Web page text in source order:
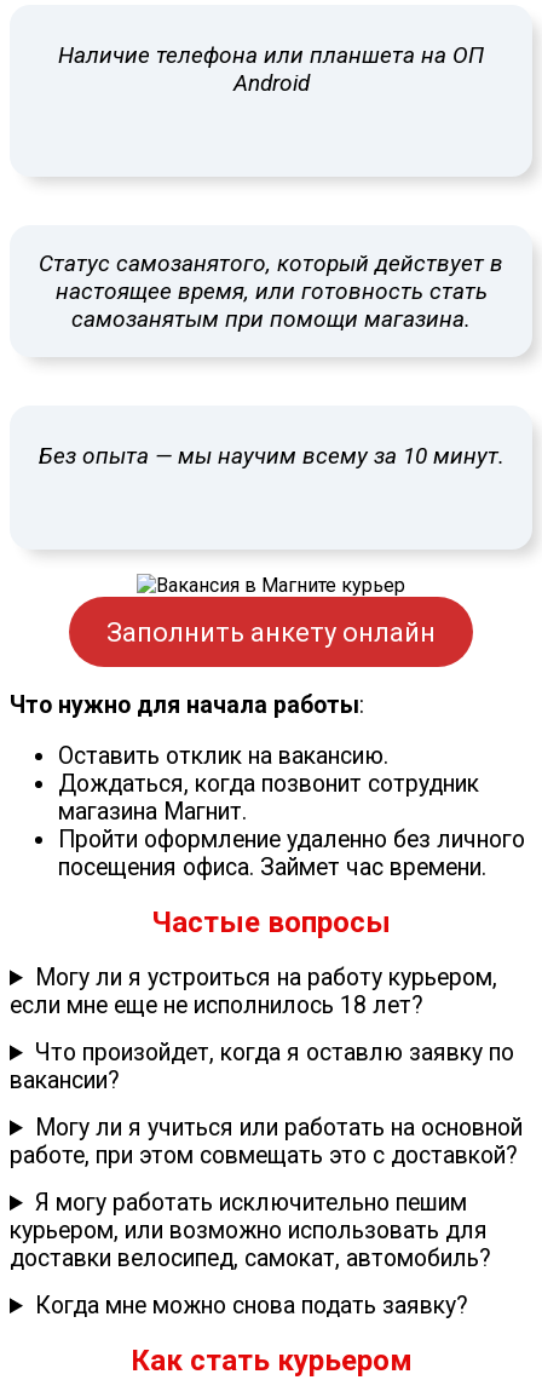
Наличие телефона или планшета на ОП
Android
Статус самозанятого, который действует в
настоящее время, или готовность стать
самозанятым при помощи магазина.
Без опыта — мы научим всему за 10 минут.
Заполнить анкету онлайн
Что нужно для начала работы:
Оставить отклик на вакансию.
Дождаться, когда позвонит сотрудник
магазина Магнит.
Пройти оформление удаленно без личного
посещения офиса. Займет час времени.
Частые вопросы
Могу ли я устроиться на работу курьером,
если мне еще не исполнилось 18 лет?
Что произойдет, когда я оставлю заявку по
вакансии?
Могу ли я учиться или работать на основной
работе, при этом совмещать это с доставкой?
Я могу работать исключительно пешим
курьером, или возможно использовать для
доставки велосипед, самокат, автомобиль?
Когда мне можно снова подать заявку?
Как стать курьером